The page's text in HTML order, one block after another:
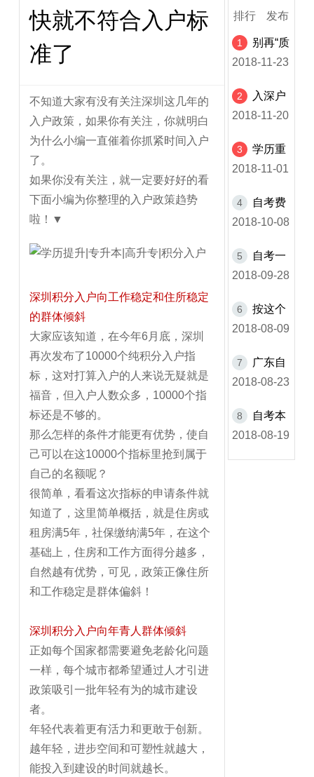
快就不符合入户标
准了
不知道大家有没有关注深圳这几年的
入户政策，如果你有关注，你就明白
为什么小编一直催着你抓紧时间入户
了。
如果你没有关注，就一定要好好的看
下面小编为你整理的入户政策趋势
啦！▼
深圳积分入户向工作稳定和住所稳定
的群体倾斜
大家应该知道，在今年6月底，深圳
再次发布了10000个纯积分入户指
标，这对打算入户的人来说无疑就是
福音，但入户人数众多，10000个指
标还是不够的。
那么怎样的条件才能更有优势，使自
己可以在这10000个指标里抢到属于
自己的名额呢？
很简单，看看这次指标的申请条件就
知道了，这里简单概括，就是住房或
租房满5年，社保缴纳满5年，在这个
基础上，住房和工作方面得分越多，
自然越有优势，可见，政策正像住所
和工作稳定是群体偏斜！
深圳积分入户向年青人群体倾斜
正如每个国家都需要避免老龄化问题
一样，每个城市都希望通过人才引进
政策吸引一批年轻有为的城市建设
者。
年轻代表着更有活力和更敢于创新。
越年轻，进步空间和可塑性就越大，
能投入到建设的时间就越长。
排行 发布
1
别再“质
疑”自考文
2018-11-23
2
入深户
和领补贴，
要避免！
2018-11-20
3
学历重
不重要？
2018-11-01
4
自考费
用一般多
2018-10-08
5
自考一
般多久可以
2018-09-28
6
按这个
趋势，你很
入户标准了
2018-08-09
7
广东自
考报名时间
件
2018-08-23
8
自考本
科应该如何
2018-08-19